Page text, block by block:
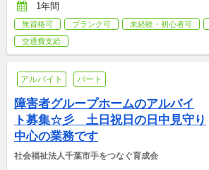
店舗トップ：月給300,000〜400,000円
1年間
無資格可 ブランク可 未経験・初心者可
交通費支給
アルバイト パート
障害者グループホームのアルバイ
ト募集☆彡　土日祝日の日中見守り
中心の業務です
社会福祉法人千葉市手をつなぐ育成会